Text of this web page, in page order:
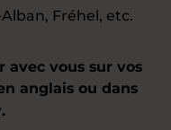
Fréhel, etc.
avec vous sur vos
anglais ou dans